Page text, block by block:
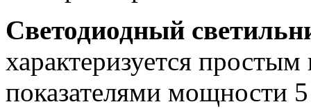
Светодиодный
характеризуется
показателями мощности 5